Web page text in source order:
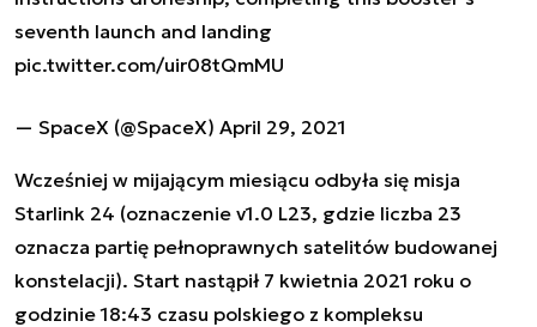
seventh launch and landing
pic.twitter.com/uir08tQmMU
— SpaceX (@SpaceX) April 29, 2021
Wcześniej w mijającym miesiącu odbyła się misja
Starlink 24 (oznaczenie v1.0 L23, gdzie liczba 23
oznacza partię pełnoprawnych satelitów budowanej
konstelacji). Start nastąpił 7 kwietnia 2021 roku o
godzinie 18:43 czasu polskiego z kompleksu